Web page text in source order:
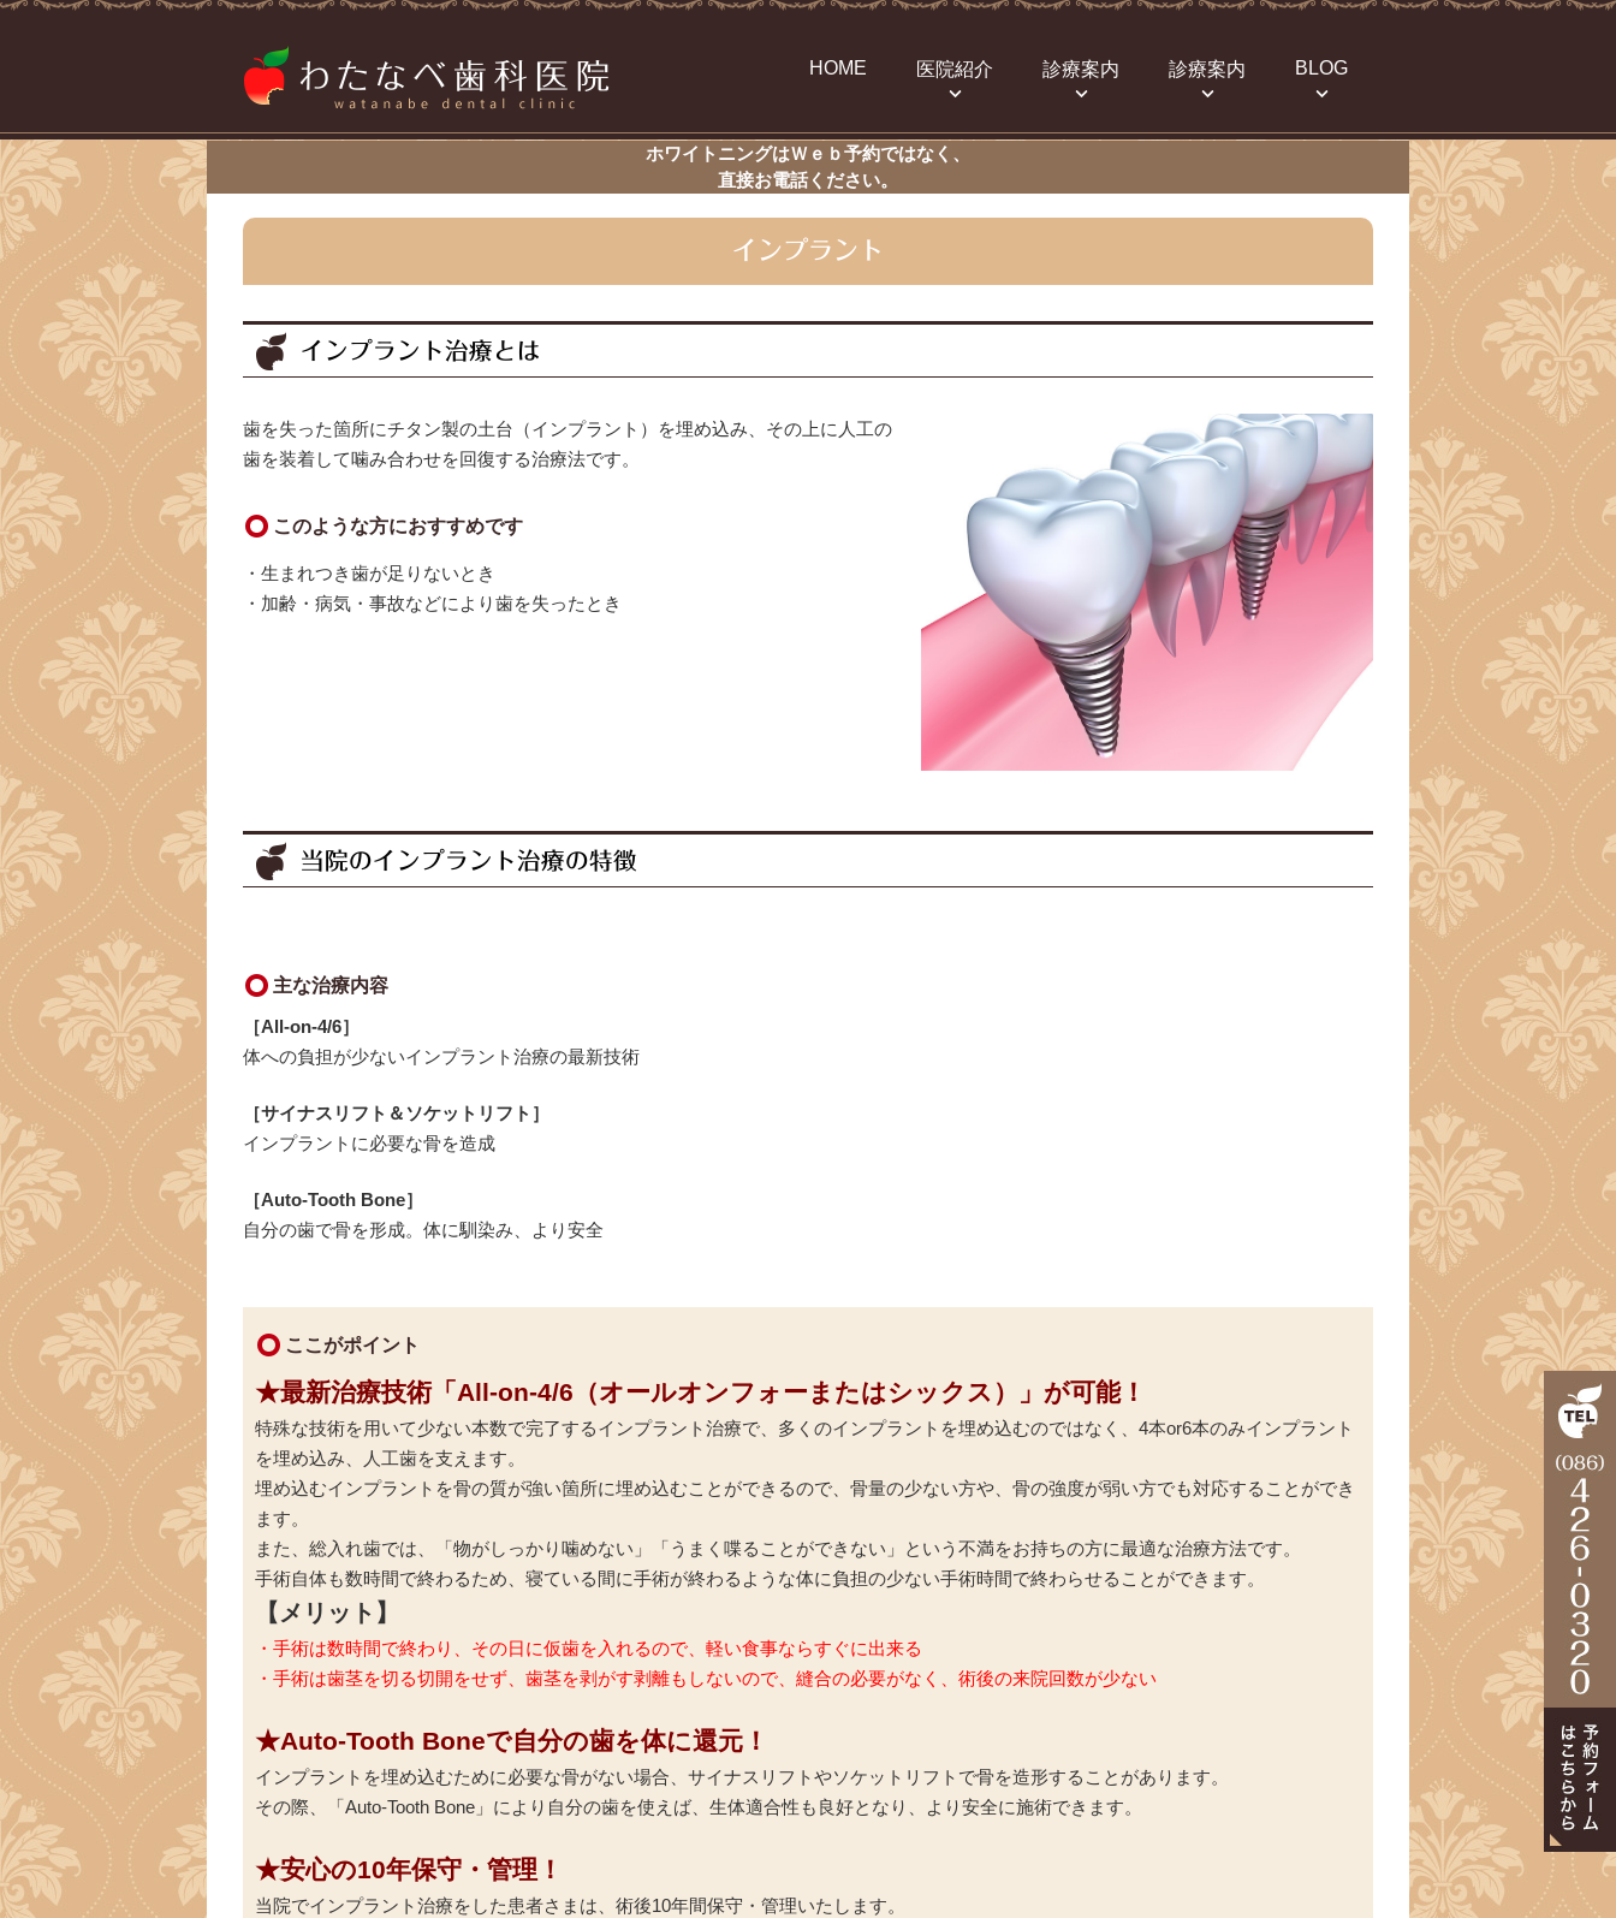
HOME 医院紹介 診療案内 診療案内 BLOG
ホワイトニングはＷｅｂ予約ではなく、
直接お電話ください。
インプラント
インプラント治療とは
歯を失った箇所にチタン製の土台（インプラント）を埋め込み、その上に人工の
歯を装着して噛み合わせを回復する治療法です。
このような方におすすめです
・生まれつき歯が足りないとき
・加齢・病気・事故などにより歯を失ったとき
当院のインプラント治療の特徴
主な治療内容
［All-on-4/6］
体への負担が少ないインプラント治療の最新技術
［サイナスリフト＆ソケットリフト］
インプラントに必要な骨を造成
［Auto-Tooth Bone］
自分の歯で骨を形成。体に馴染み、より安全
ここがポイント
★最新治療技術「All-on-4/6（オールオンフォーまたはシックス）」が可能！
特殊な技術を用いて少ない本数で完了するインプラント治療で、多くのインプラントを埋め込むのではなく、4本or6本のみインプラント
を埋め込み、人工歯を支えます。
埋め込むインプラントを骨の質が強い箇所に埋め込むことができるので、骨量の少ない方や、骨の強度が弱い方でも対応することができ
ます。
また、総入れ歯では、「物がしっかり噛めない」「うまく喋ることができない」という不満をお持ちの方に最適な治療方法です。
手術自体も数時間で終わるため、寝ている間に手術が終わるような体に負担の少ない手術時間で終わらせることができます。
【メリット】
・手術は数時間で終わり、その日に仮歯を入れるので、軽い食事ならすぐに出来る
・手術は歯茎を切る切開をせず、歯茎を剥がす剥離もしないので、縫合の必要がなく、術後の来院回数が少ない
★Auto-Tooth Boneで自分の歯を体に還元！
インプラントを埋め込むために必要な骨がない場合、サイナスリフトやソケットリフトで骨を造形することがあります。
その際、「Auto-Tooth Bone」により自分の歯を使えば、生体適合性も良好となり、より安全に施術できます。
★安心の10年保守・管理！
当院でインプラント治療をした患者さまは、術後10年間保守・管理いたします。